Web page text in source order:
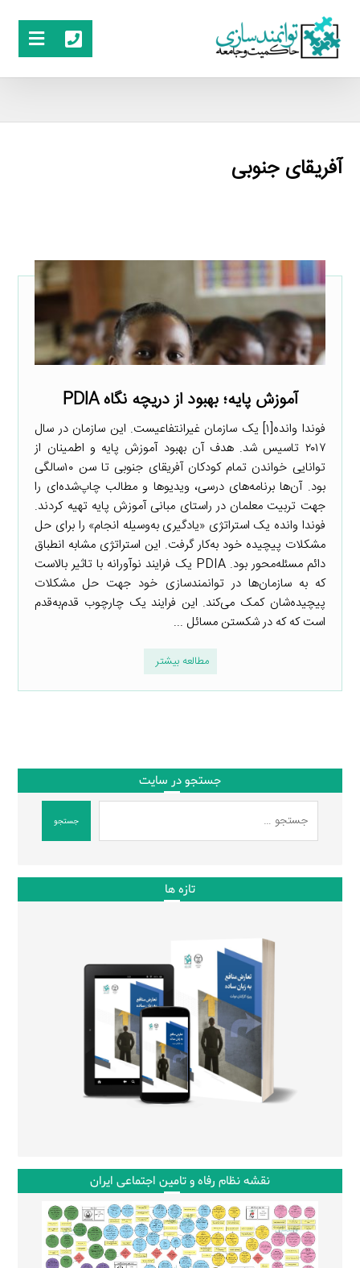
آفریقای جنوبی
آموزش پایه؛ بهبود از دریچه نگاه PDIA
فوندا وانده[۱] یک سازمان غیرانتفاعیست. این سازمان در سال
۲۰۱۷ تاسیس شد. هدف آن بهبود آموزش پایه و اطمینان از
توانایی خواندن تمام کودکان آفریقای جنوبی تا سن ۱۰سالگی
بود. آن‌ها برنامه‌های درسی، ویدیوها و مطالب چاپ‌شده‌ای را
جهت تربیت معلمان در راستای مبانی آموزش پایه تهیه کردند.
فوندا وانده یک استراتژی «یادگیری به‌وسیله انجام» را برای حل
مشکلات پیچیده خود به‌کار گرفت. این استراتژی مشابه انطباق
دائم مسئله‌محور بود. PDIA یک فرایند نوآورانه با تاثیر بالاست
که به سازمان‌ها در توانمندسازی خود جهت حل مشکلات
پیچیده‌شان کمک می‌کند. این فرایند یک چارچوب قدم‌به‌قدم
است که که در شکستن مسائل ...
مطالعه بیشتر
جستجو در سایت
جستجو
تازه ها
نقشه نظام رفاه و تامین اجتماعی ایران